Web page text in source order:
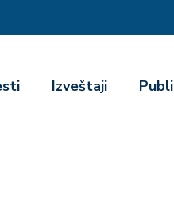
Izveštaji